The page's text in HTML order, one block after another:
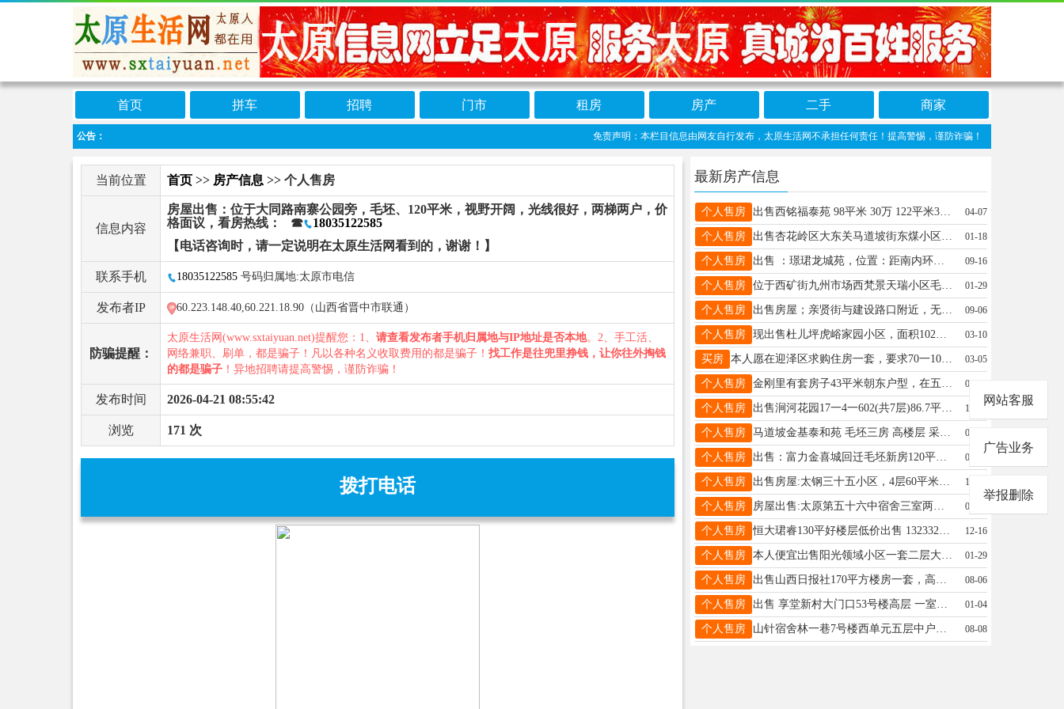
首页 拼车 招聘 门市 租房 房产 二手 商家
公告： 免责声明：本栏目信息由网友自行发布，太原生活网不承担任何责任！提高警惕，谨防诈骗！做推广、做信息置顶！
当前位置 首页 >> 房产信息 >> 个人售房
信息内容
房屋出售：位于大同路南寨公园旁，毛坯、120平米，视野开阔，光线很好，两梯两户，价
格面议，看房热线： ☎
18035122585
【电话咨询时，请一定说明在太原生活网看到的，谢谢！】
联系手机 18035122585 号码归属地:太原市电信
发布者IP 60.223.148.40,60.221.18.90（山西省晋中市联通）
防骗提醒：
太原生活网(www.sxtaiyuan.net)提醒您：1、 请查看发布者手机归属地与IP地址是否本地。2、手工活、
网络兼职、刷单，都是骗子！凡以各种名义收取费用的都是骗子！ 找工作是往兜里挣钱，让你往外掏钱
的都是骗子 ！异地招聘请提高警惕，谨防诈骗！
发布时间 2026-04-21 08:55:42
浏览 171 次
拨打电话
最新房产信息
个人售房 出售西铭福泰苑 98平米 30万 122平米38万 127平米41万 以上房源全部包过户 电话，13834040408 04-07
个人售房 出售杏花岭区大东关马道坡街东煤小区住房一套，总高5层在4层，61平米，29万，精装修家具家电齐全。联系电话13753146194。 01-18
个人售房 出售 ：璟珺龙城苑，位置：距南内环长治路地铁口10米。2号楼二单元2704，94.36平米，联系电话13834200296有意者面谈 09-16
个人售房 位于西矿街九州市场西梵景天瑞小区毛坯房一套岀租或出售，100平米，11层，三室一厅，联系人13834142492 01-29
个人售房 出售房屋；亲贤街与建设路口附近，无专小区步梯房6/5 建筑面积75，预售27万，电话15581859047 09-06
个人售房 现出售杜儿坪虎峪家园小区，面积102平米的住房，二层两室两厅一厨一卫，另带地下室（可要可不要），对口初中万七。 有意者联系：王15034182929 03-10
买房 本人愿在迎泽区求购住房一套，要求70一100平米，价电聊或面议，电话：13834140866.何先生 03-05
个人售房 金刚里有套房子43平米朝东户型，在五层，离学校500米，总价15万 看房电话，17703417869 01-20
个人售房 出售涧河花园17一4一602(共7层)86.7平方米，格局方正，釆光好，精装房。没住过直接拎包入住电话15635386444 12-31
个人售房 马道坡金基泰和苑 毛坯三房 高楼层 采光好 随时看房，电话13834639608 03-14
个人售房 出售：富力金喜城回迁毛坯新房120平米，90平米，东中环学府东街旁，联系电话，13994297212 09-06
个人售房 出售房屋:太钢三十五小区，4层60平米。周边配套书包可上锦绣苑小学。紧邻地铁站。两室一厅一卫。只卖23万，家具家电全带，领包入住。电话:13546710974吕 12-13
个人售房 房屋出售:太原第五十六中宿舍三室两厅。联系电话18735135058 09-28
个人售房 恒大珺睿130平好楼层低价出售 13233216328 12-16
个人售房 本人便宜岀售阳光领域小区一套二层大红本顶账房屋，两室一厅毛坯新房，面积97.16平米，楼层总高14层，需要全款，有需要的可以联系19213599656 01-29
个人售房 出售山西日报社170平方楼房一套，高层的12层，1四室两厅两卫。正南。电话13753150015 08-06
个人售房 出售 享堂新村大门口53号楼高层 一室一厅一厨一卫 不爬坡，进岀方便， 周边有动物园，超市、药店，餐饮 拎包入住，生活便利 有意者请联系 15635360775 15535358001 01-04
个人售房 山针宿舍林一巷7号楼西单元五层中户，楼总高5层，面积是60.售价28万，电话15834045645 08-08
网站客服
广告业务
举报删除